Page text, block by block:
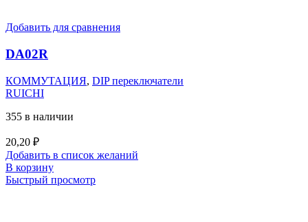
Добавить для сравнения
DA02R
КОММУТАЦИЯ, DIP переключатели
RUICHI
355 в наличии
20,20 ₽
Добавить в список желаний
В корзину
Быстрый просмотр